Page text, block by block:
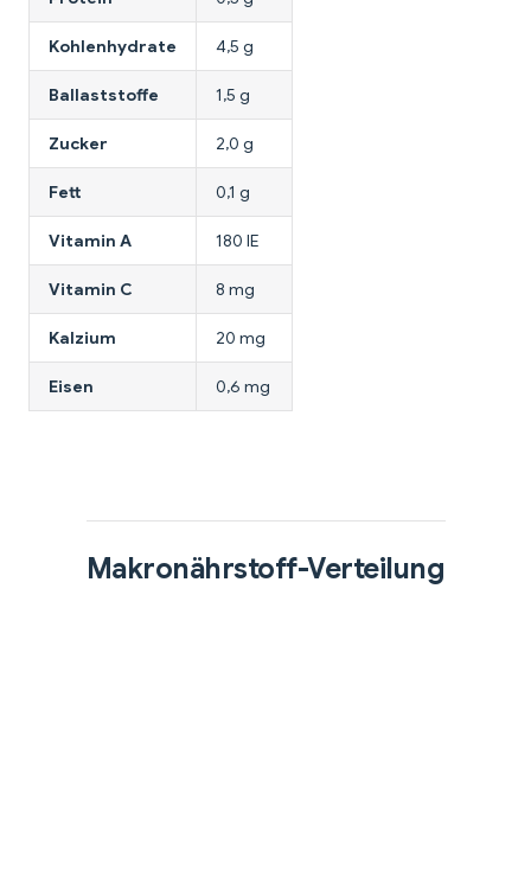
Kohlenhydrate 4,5 g
Ballaststoffe 1,5 g
Zucker 2,0 g
Fett 0,1 g
Vitamin A 180 IE
Vitamin C 8 mg
Kalzium 20 mg
Eisen 0,6 mg
Makronährstoff-Verteilung